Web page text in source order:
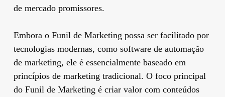
de mercado promissores.
Embora o Funil de Marketing possa ser facilitado por
tecnologias modernas, como software de automação
de marketing, ele é essencialmente baseado em
princípios de marketing tradicional. O foco principal
do Funil de Marketing é criar valor com conteúdos